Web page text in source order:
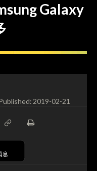
Galaxy
2019-02-21
息